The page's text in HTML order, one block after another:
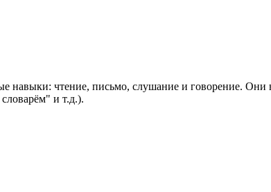
навыки: чтение, письмо, слушание и говорение.
и т.д.).